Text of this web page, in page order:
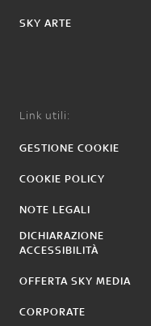
SKY ARTE
Link utili:
GESTIONE COOKIE
COOKIE POLICY
NOTE LEGALI
DICHIARAZIONE
ACCESSIBILITÀ
OFFERTA SKY MEDIA
CORPORATE